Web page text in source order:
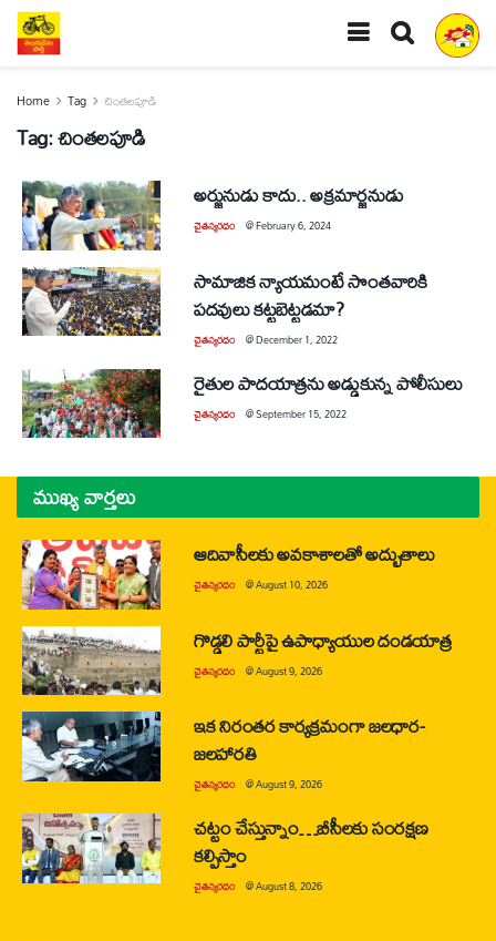
Home Tag చింతలపూడి
Tag:చింతలపూడి
అర్జునుడు కాదు.. అక్రమార్జనుడు
చైతన్యరధం @February 6, 2024
సామాజిక న్యాయమంటే సొంతవారికి
పదవులు కట్టబెట్టడమా?
చైతన్యరధం @December 1, 2022
రైతుల పాదయాత్రను అడ్డుకున్న పోలీసులు
చైతన్యరధం @September 15, 2022
ముఖ్య వార్తలు
ఆదివాసీలకు అవకాశాలతో అద్భుతాలు
చైతన్యరధం @August 10, 2026
గొడ్డలి పార్టీపై ఉపాధ్యాయుల దండయాత్ర
చైతన్యరధం @August 9, 2026
ఇక నిరంతర కార్యక్రమంగా జలధార-
జలహారతి
చైతన్యరధం @August 9, 2026
చట్టం చేస్తున్నాం…బీసీలకు సంరక్షణ
కల్పిస్తాం
చైతన్యరధం @August 8, 2026